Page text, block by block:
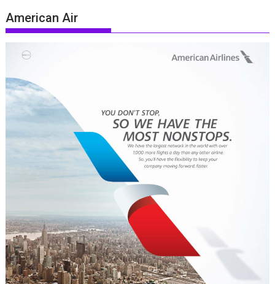
American Air